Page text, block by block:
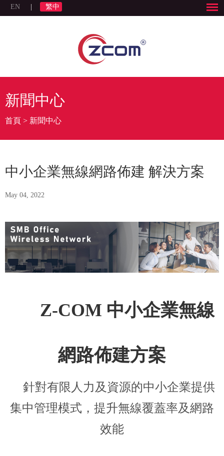
EN 繁中
新聞中心
首頁 > 新聞中心
中小企業無線網路佈建 解決方案
May 04, 2022
Z-COM 中小企業無線
網路佈建方案
針對有限人力及資源的中小企業提供
集中管理模式，提升無線覆蓋率及網路
效能